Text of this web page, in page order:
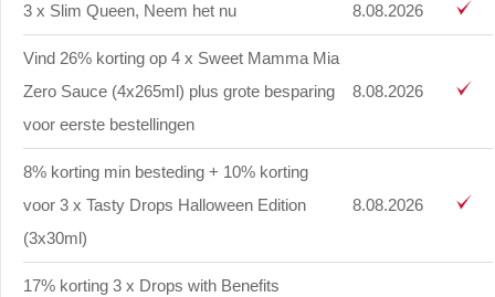
3 x Slim Queen, Neem het nu 8.08.2026
Vind 26% korting op 4 x Sweet Mamma Mia
Zero Sauce (4x265ml) plus grote besparing
voor eerste bestellingen
8.08.2026
8% korting min besteding + 10% korting
voor 3 x Tasty Drops Halloween Edition
(3x30ml)
8.08.2026
17% korting 3 x Drops with Benefits